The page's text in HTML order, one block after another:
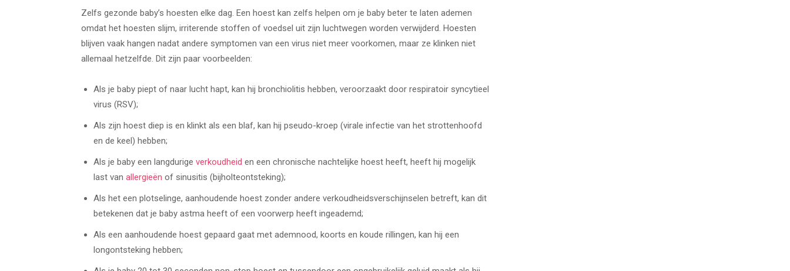
Zelfs gezonde baby’s hoesten elke dag. Een hoest kan zelfs helpen om je baby beter te laten ademen
omdat het hoesten slijm, irriterende stoffen of voedsel uit zijn luchtwegen worden verwijderd. Hoesten
blijven vaak hangen nadat andere symptomen van een virus niet meer voorkomen, maar ze klinken niet
allemaal hetzelfde. Dit zijn paar voorbeelden:
Als je baby piept of naar lucht hapt, kan hij bronchiolitis hebben, veroorzaakt door respiratoir syncytieel
virus (RSV);
Als zijn hoest diep is en klinkt als een blaf, kan hij pseudo-kroep (virale infectie van het strottenhoofd
en de keel) hebben;
Als je baby een langdurige verkoudheid en een chronische nachtelijke hoest heeft, heeft hij mogelijk
last van allergieën of sinusitis (bijholteontsteking);
Als het een plotselinge, aanhoudende hoest zonder andere verkoudheidsverschijnselen betreft, kan dit
betekenen dat je baby astma heeft of een voorwerp heeft ingeademd;
Als een aanhoudende hoest gepaard gaat met ademnood, koorts en koude rillingen, kan hij een
longontsteking hebben;